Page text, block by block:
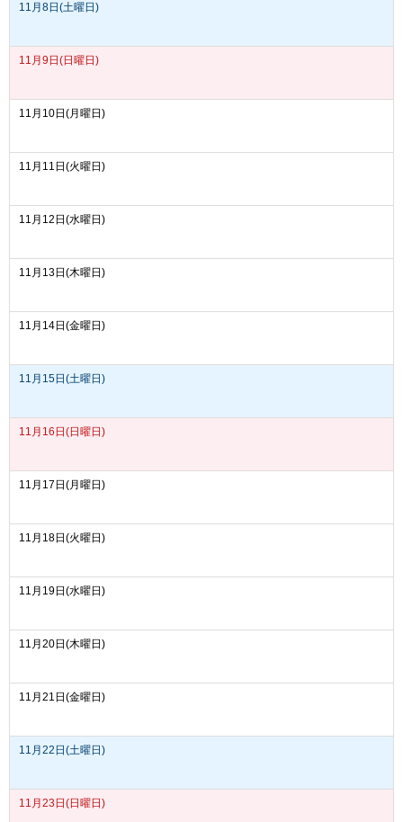
11月8日(土曜日)
11月9日(日曜日)
11月10日(月曜日)
11月11日(火曜日)
11月12日(水曜日)
11月13日(木曜日)
11月14日(金曜日)
11月15日(土曜日)
11月16日(日曜日)
11月17日(月曜日)
11月18日(火曜日)
11月19日(水曜日)
11月20日(木曜日)
11月21日(金曜日)
11月22日(土曜日)
11月23日(日曜日)